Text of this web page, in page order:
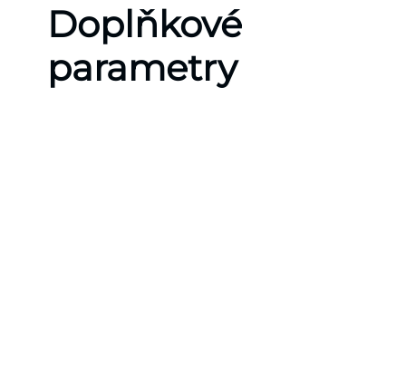
Doplňkové
parametry